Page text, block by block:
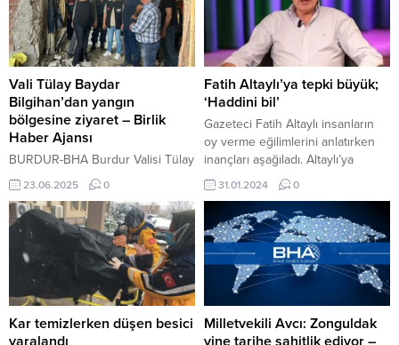
Vali Tülay Baydar
Bilgihan’dan yangın
bölgesine ziyaret – Birlik
Haber Ajansı
BURDUR-BHA Burdur Valisi Tülay
Baydar Bilgihan, merkeze bağlı
İğdeli Köyü’nde bugün meydana
gelen yangının ardından bölgeye
giderek incelemelerde bulundu.
Yangında iki ev tamamen yanarak
kullanılamaz hale gelirken, bir
evde ise maddi hasar meydana
geldi. Yetkililer tarafından yapılan
açıklamada, olayda herhangi bir
can kaybı ya da yaralanmanın
23.06.2025 0
Fatih Altaylı’ya tepki büyük;
‘Haddini bil’
Gazeteci Fatih Altaylı insanların
oy verme eğilimlerini anlatırken
inançları aşağıladı. Altaylı’ya
tepkiler çığ gibi büyürken, sosyal
medyada ‘haddini bil’ paylaşımları
yapıldı. 31 Ocak 2024, 21:29
yayınlandı Gazeteci Fatih Altaylı
insanların oy verme eğilimlerini
anlatırken inançları aşağılayarak,
“Biz herhangi birimiz mezhebi
cemaat, bilmem zart zurt
ayetinden...
31.01.2024 0
Kar temizlerken düşen besici
yaralandı
Milletvekili Avcı: Zonguldak
yine tarihe şahitlik ediyor –